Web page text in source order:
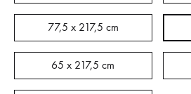
77,5 x 217,5 cm
65 x 217,5 cm